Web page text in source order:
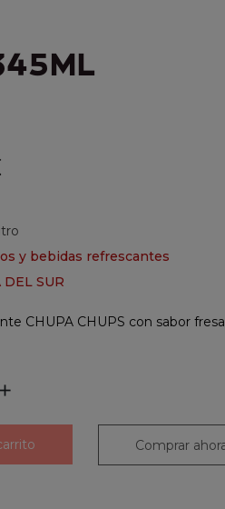
y bebidas refrescantes
DEL SUR
CHUPA CHUPS con sabor
add
Comprar